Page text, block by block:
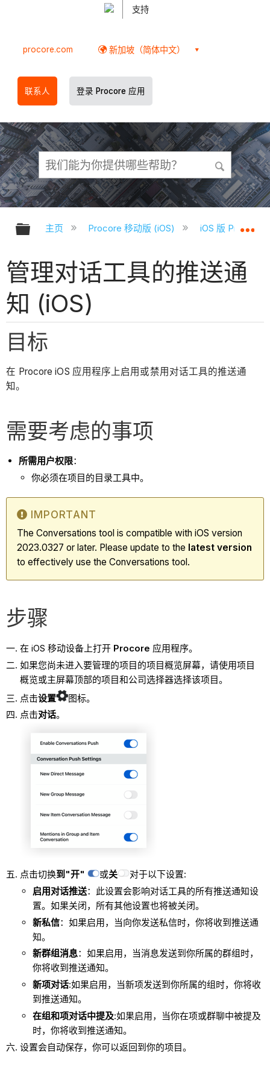
支持
procore.com 新加坡（简体中文）
联系人 登录 Procore 应用
扩展/隐缩全局层次
主页 Procore 移动版 (iOS) iOS 版 Procore
管理对话工具的推送通
知 (iOS)
目标
在 Procore iOS 应用程序上启用或禁用对话工具的推送通
知。
需要考虑的事项
所需用户权限：
你必须在项目的目录工具中。
IMPORTANT
The Conversations tool is compatible with iOS version
2023.0327 or later. Please update to the latest version
to effectively use the Conversations tool.
步骤
在 iOS 移动设备上打开 Procore 应用程序。
如果您尚未进入要管理的项目的项目概览屏幕，请使用项目
概览或主屏幕顶部的项目和公司选择器选择该项目。
点击设置
图标。
点击对话。
点击切换到"开" 或关
对于以下设置:
启用对话推送：此设置会影响对话工具的所有推送通知设
置。如果关闭，所有其他设置也将被关闭。
新私信：如果启用，当向你发送私信时，你将收到推送通
知。
新群组消息：如果启用，当消息发送到你所属的群组时，
你将收到推送通知。
新项对话:如果启用，当新项发送到你所属的组时，你将收
到推送通知。
在组和项对话中提及:如果启用，当你在项或群聊中被提及
时，你将收到推送通知。
设置会自动保存，你可以返回到你的项目。